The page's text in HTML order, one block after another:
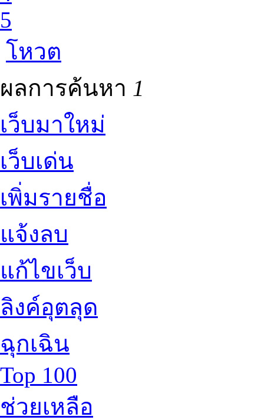
5
โหวต
ผลการค้นหา 1
เว็บมาใหม่
เว็บเด่น
เพิ่มรายชื่อ
แจ้งลบ
แก้ไขเว็บ
ลิงค์อุตลุด
ฉุกเฉิน
Top 100
ช่วยเหลือ